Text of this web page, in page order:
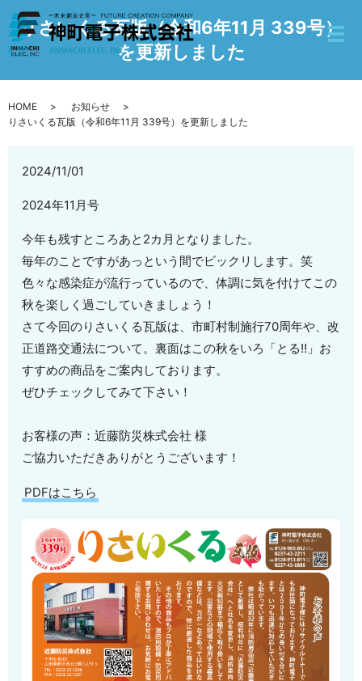
りさいくる瓦版（令和6年11月 339号）
を更新しました
HOME
お知らせ
りさいくる瓦版（令和6年11月 339号）を更新しました
2024/11/01
2024年11月号
今年も残すところあと2カ月となりました。
毎年のことですがあっという間でビックリします。笑
色々な感染症が流行っているので、体調に気を付けてこの
秋を楽しく過ごしていきましょう！
さて今回のりさいくる瓦版は、市町村制施行70周年や、改
正道路交通法について。裏面はこの秋をいろ「とる‼」お
すすめの商品をご案内しております。
ぜひチェックしてみて下さい！
お客様の声：近藤防災株式会社 様
ご協力いただきありがとうございます！
PDFはこちら